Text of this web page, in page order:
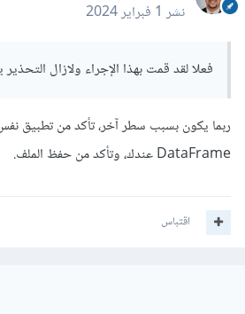
نشر1 فبراير 2024
فعلا لقد قمت بهذا الإجراء ولازال التحذير
ربما يكون بسبب سطر آخر، تأكد من تطبيق
DataFrame عندك، وتأكد من حفظ الملف.
اقتباس